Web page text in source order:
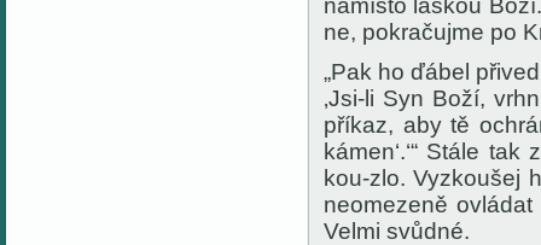
namísto láskou
ne, pokračujme po
„Pak ho ďábel
‚Jsi-li Syn Boží,
příkaz, aby tě
kámen‘.‘“ Stále
kou-zlo. Vyzkoušej
neomezeně
Velmi svůdné.